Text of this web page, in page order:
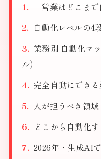
「営業はどこま
自動化レベルの4
業務別 自動化マ
ル）
完全自動にでき
人が担うべき領
どこから自動化
2026年・生成AI